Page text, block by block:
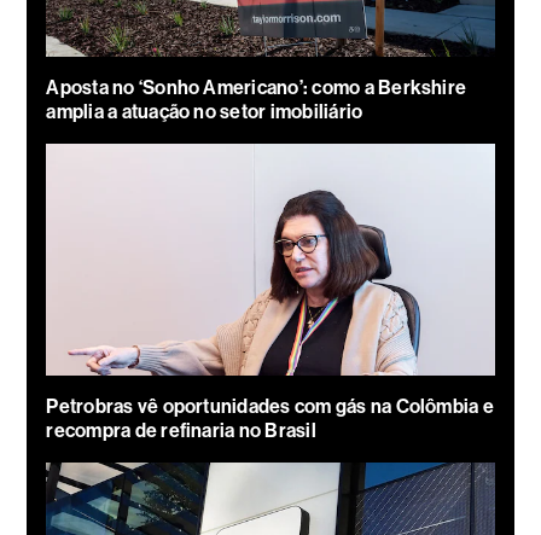
Aposta no ‘Sonho Americano’: como a Berkshire
amplia a atuação no setor imobiliário
Petrobras vê oportunidades com gás na Colômbia e
recompra de refinaria no Brasil